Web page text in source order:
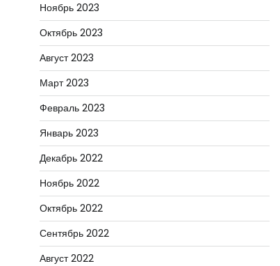
Ноябрь 2023
Октябрь 2023
Август 2023
Март 2023
Февраль 2023
Январь 2023
Декабрь 2022
Ноябрь 2022
Октябрь 2022
Сентябрь 2022
Август 2022